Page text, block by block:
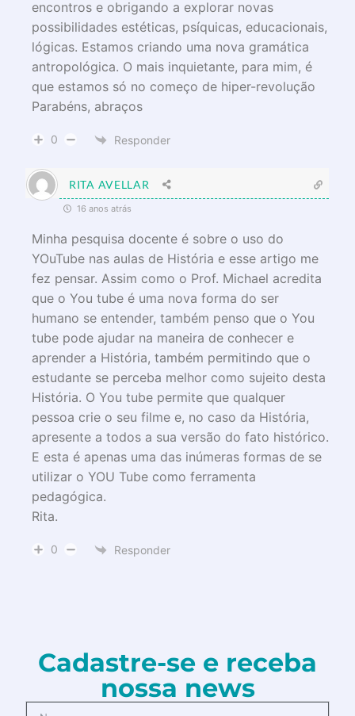
encontros e obrigando a explorar novas
possibilidades estéticas, psíquicas, educacionais,
lógicas. Estamos criando uma nova gramática
antropológica. O mais inquietante, para mim, é
que estamos só no começo de hiper-revolução
Parabéns, abraços
0 Responder
RITA AVELLAR
16 anos atrás
Minha pesquisa docente é sobre o uso do
YOuTube nas aulas de História e esse artigo me
fez pensar. Assim como o Prof. Michael acredita
que o You tube é uma nova forma do ser
humano se entender, também penso que o You
tube pode ajudar na maneira de conhecer e
aprender a História, também permitindo que o
estudante se perceba melhor como sujeito desta
História. O You tube permite que qualquer
pessoa crie o seu filme e, no caso da História,
apresente a todos a sua versão do fato histórico.
E esta é apenas uma das inúmeras formas de se
utilizar o YOU Tube como ferramenta
pedagógica.
Rita.
0 Responder
Cadastre-se e receba
nossa news